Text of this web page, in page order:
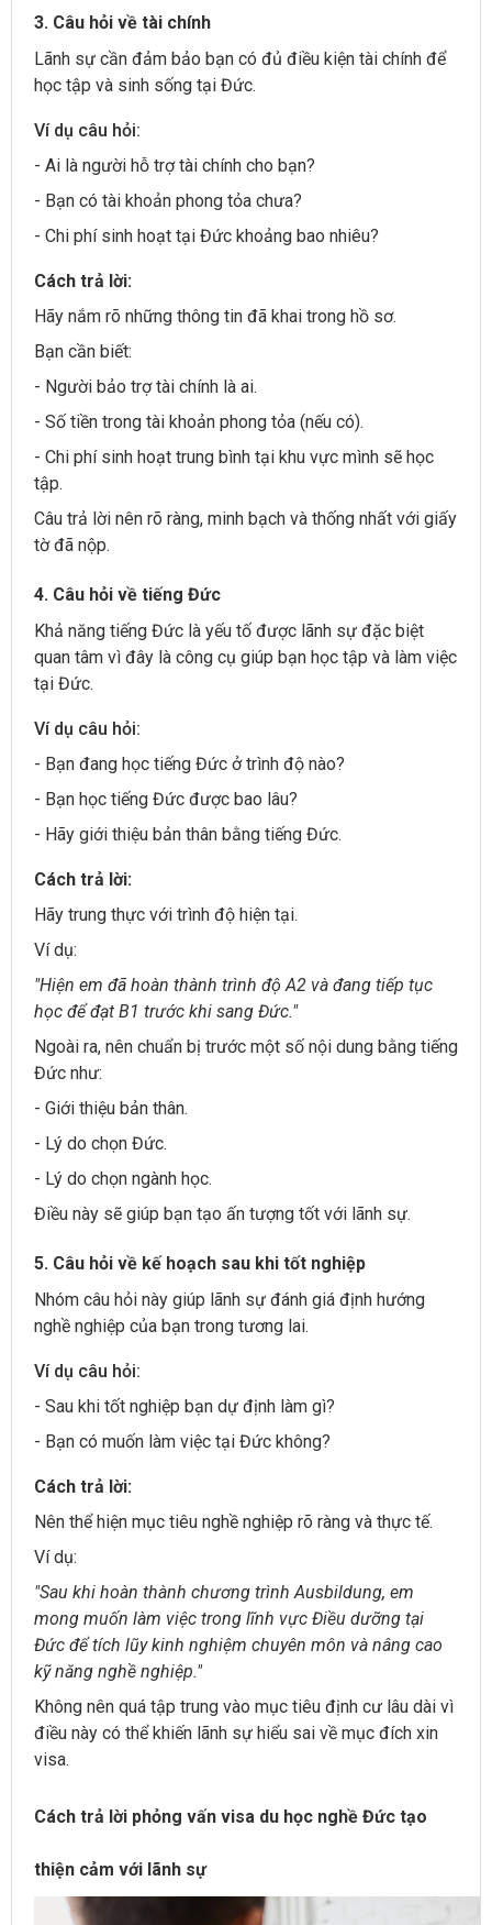
3. Câu hỏi về tài chính
Lãnh sự cần đảm bảo bạn có đủ điều kiện tài chính để
học tập và sinh sống tại Đức.
Ví dụ câu hỏi:
- Ai là người hỗ trợ tài chính cho bạn?
- Bạn có tài khoản phong tỏa chưa?
- Chi phí sinh hoạt tại Đức khoảng bao nhiêu?
Cách trả lời:
Hãy nắm rõ những thông tin đã khai trong hồ sơ.
Bạn cần biết:
- Người bảo trợ tài chính là ai.
- Số tiền trong tài khoản phong tỏa (nếu có).
- Chi phí sinh hoạt trung bình tại khu vực mình sẽ học
tập.
Câu trả lời nên rõ ràng, minh bạch và thống nhất với giấy
tờ đã nộp.
4. Câu hỏi về tiếng Đức
Khả năng tiếng Đức là yếu tố được lãnh sự đặc biệt
quan tâm vì đây là công cụ giúp bạn học tập và làm việc
tại Đức.
Ví dụ câu hỏi:
- Bạn đang học tiếng Đức ở trình độ nào?
- Bạn học tiếng Đức được bao lâu?
- Hãy giới thiệu bản thân bằng tiếng Đức.
Cách trả lời:
Hãy trung thực với trình độ hiện tại.
Ví dụ:
"Hiện em đã hoàn thành trình độ A2 và đang tiếp tục
học để đạt B1 trước khi sang Đức."
Ngoài ra, nên chuẩn bị trước một số nội dung bằng tiếng
Đức như:
- Giới thiệu bản thân.
- Lý do chọn Đức.
- Lý do chọn ngành học.
Điều này sẽ giúp bạn tạo ấn tượng tốt với lãnh sự.
5. Câu hỏi về kế hoạch sau khi tốt nghiệp
Nhóm câu hỏi này giúp lãnh sự đánh giá định hướng
nghề nghiệp của bạn trong tương lai.
Ví dụ câu hỏi:
- Sau khi tốt nghiệp bạn dự định làm gì?
- Bạn có muốn làm việc tại Đức không?
Cách trả lời:
Nên thể hiện mục tiêu nghề nghiệp rõ ràng và thực tế.
Ví dụ:
"Sau khi hoàn thành chương trình Ausbildung, em
mong muốn làm việc trong lĩnh vực Điều dưỡng tại
Đức để tích lũy kinh nghiệm chuyên môn và nâng cao
kỹ năng nghề nghiệp."
Không nên quá tập trung vào mục tiêu định cư lâu dài vì
điều này có thể khiến lãnh sự hiểu sai về mục đích xin
visa.
Cách trả lời phỏng vấn visa du học nghề Đức tạo
thiện cảm với lãnh sự